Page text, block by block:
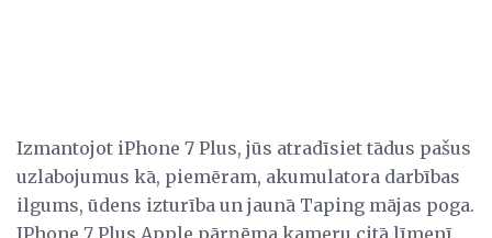
Izmantojot iPhone 7 Plus, jūs atradīsiet tādus pašus
uzlabojumus kā, piemēram, akumulatora darbības
ilgums, ūdens izturība un jaunā Taping mājas poga.
IPhone 7 Plus Apple pārņēma kameru citā līmenī,